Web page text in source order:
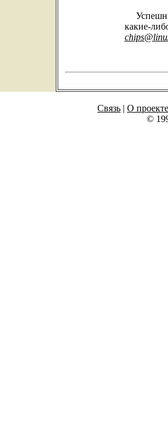
какие-
Связь | О
©